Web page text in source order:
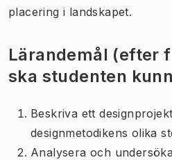
placering i landskapet.
Lärandemål (efter
ska studenten
Beskriva ett
designmetodikens olika
Analysera och